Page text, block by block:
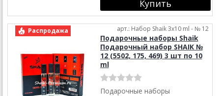
Распродажа арт.: Набор Shaik 3х10 ml - № 12
Подарочные наборы Shaik
Подарочный набор SHAIK №
12 (5502, 175, 469) 3 шт по 10
ml
Подарочные наборы